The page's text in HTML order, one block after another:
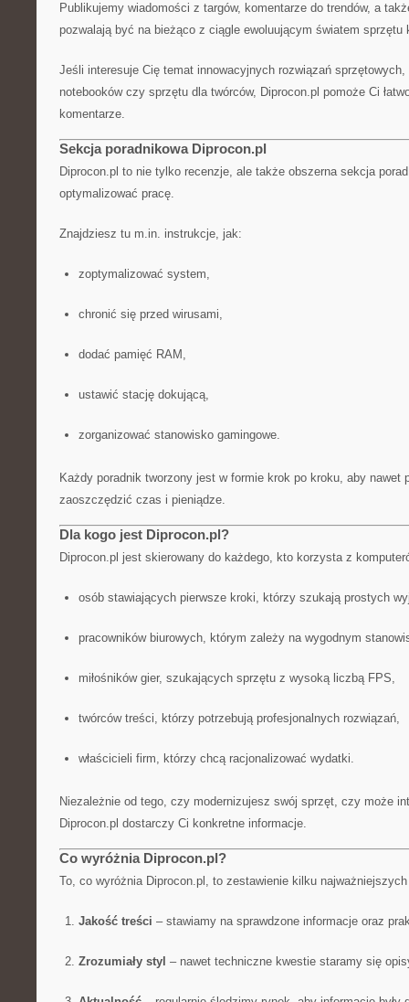
Publikujemy wiadomości z targów, komentarze do trendów, a
pozwalają być na bieżąco z ciągle ewoluującym światem sprzętu
Jeśli interesuje Cię temat innowacyjnych rozwiązań
notebooków czy sprzętu dla twórców, Diprocon.pl pomoże Ci
komentarze.
Sekcja poradnikowa Diprocon.pl
Diprocon.pl to nie tylko recenzje, ale także obszerna sekcja
optymalizować pracę.
Znajdziesz tu m.in. instrukcje, jak:
zoptymalizować system,
chronić się przed wirusami,
dodać pamięć RAM,
ustawić stację dokującą,
zorganizować stanowisko gamingowe.
Każdy poradnik tworzony jest w formie krok po kroku, aby nawet
zaoszczędzić czas i pieniądze.
Dla kogo jest Diprocon.pl?
Diprocon.pl jest skierowany do każdego, kto korzysta z
osób stawiających pierwsze kroki, którzy szukają prostych
pracowników biurowych, którym zależy na wygodnym
miłośników gier, szukających sprzętu z wysoką liczbą FPS,
twórców treści, którzy potrzebują profesjonalnych rozwiązań,
właścicieli firm, którzy chcą racjonalizować wydatki.
Niezależnie od tego, czy modernizujesz swój sprzęt, czy może
Diprocon.pl dostarczy Ci konkretne informacje.
Co wyróżnia Diprocon.pl?
To, co wyróżnia Diprocon.pl, to zestawienie kilku
Jakość treści – stawiamy na sprawdzone informacje oraz
Zrozumiały styl – nawet techniczne kwestie staramy się